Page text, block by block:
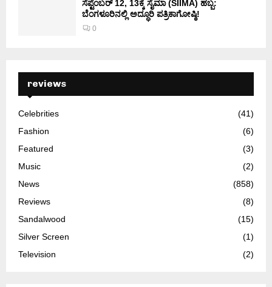
ಸೆಪ್ಟೆಂಬರ್ 12, 13ಕ್ಕೆ ಸೈಮಾ (SIIMA) ಹಬ್ಬ:
ಬೆಂಗಳೂರಿನಲ್ಲಿ ಅದ್ಧೂರಿ ಪತ್ರಿಕಾಗೋಷ್ಠಿ!
0
reviews
Celebrities
(41)
Fashion
(6)
Featured
(3)
Music
(2)
News
(858)
Reviews
(8)
Sandalwood
(15)
Silver Screen
(1)
Television
(2)